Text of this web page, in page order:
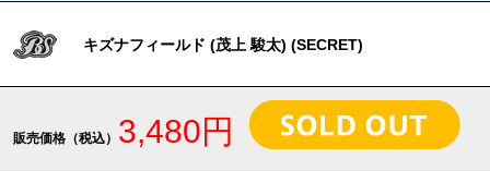
キズナフィールド (茂上 駿太) (SECRET)
販売価格（税込） 3,480円